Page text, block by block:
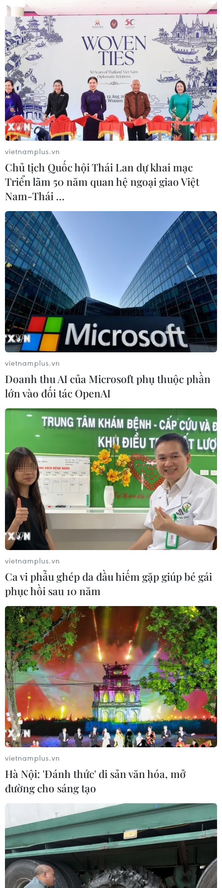
TIN CÙNG CHUYÊN MỤC
ASC 2026: Tiếp lửa đam mê khoa học
cho thế hệ trẻ Việt Nam
04/08/2026 14:08
Nghị quyết của Bộ Chính trị về công
tác người Việt Nam ở nước ngoài
04/08/2026 12:08
Việt Nam tham dự Trại hè Khoa học
vietnamplus.vn
Chủ tịch Quốc hội Thái Lan dự khai mạc
Triển lãm 50 năm quan hệ ngoại giao Việt
Nam-Thái …
vietnamplus.vn
Doanh thu AI của Microsoft phụ thuộc phần
lớn vào đối tác OpenAI
vietnamplus.vn
Ca vi phẫu ghép da đầu hiếm gặp giúp bé gái
phục hồi sau 10 năm
vietnamplus.vn
Hà Nội: 'Đánh thức' di sản văn hóa, mở
đường cho sáng tạo